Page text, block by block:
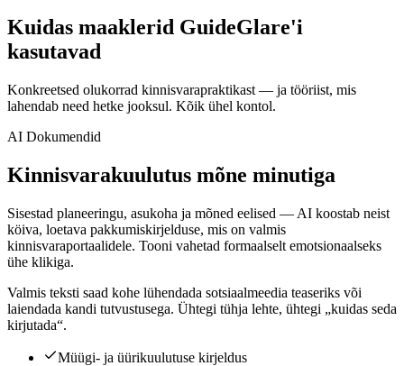
Kuidas maaklerid GuideGlare'i
kasutavad
Konkreetsed olukorrad kinnisvarapraktikast — ja tööriist, mis
lahendab need hetke jooksul. Kõik ühel kontol.
AI Dokumendid
Kinnisvarakuulutus mõne minutiga
Sisestad planeeringu, asukoha ja mõned eelised — AI koostab neist
köiva, loetava pakkumiskirjelduse, mis on valmis
kinnisvaraportaalidele. Tooni vahetad formaalselt emotsionaalseks
ühe klikiga.
Valmis teksti saad kohe lühendada sotsiaalmeedia teaseriks või
laiendada kandi tutvustusega. Ühtegi tühja lehte, ühtegi „kuidas seda
kirjutada“.
Müügi- ja üürikuulutuse kirjeldus